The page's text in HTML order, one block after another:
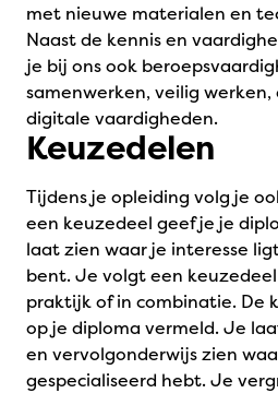
met nieuwe materialen en
Naast de kennis en
je bij ons ook
samenwerken, veilig
digitale vaardigheden.
Keuzedelen
Tijdens je opleiding volg je
een keuzedeel geef je je
laat zien waar je interesse
bent. Je volgt een
praktijk of in combinatie. De
op je diploma vermeld. Je
en vervolgonderwijs zien
gespecialiseerd hebt. Je